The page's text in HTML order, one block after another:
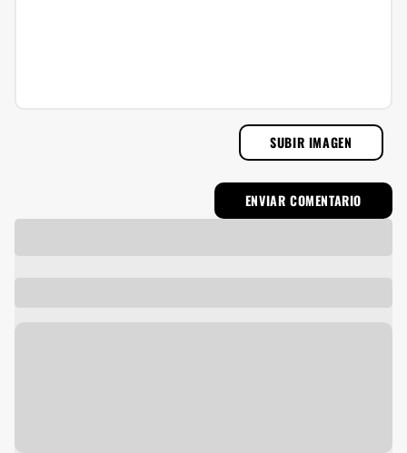
SUBIR IMAGEN